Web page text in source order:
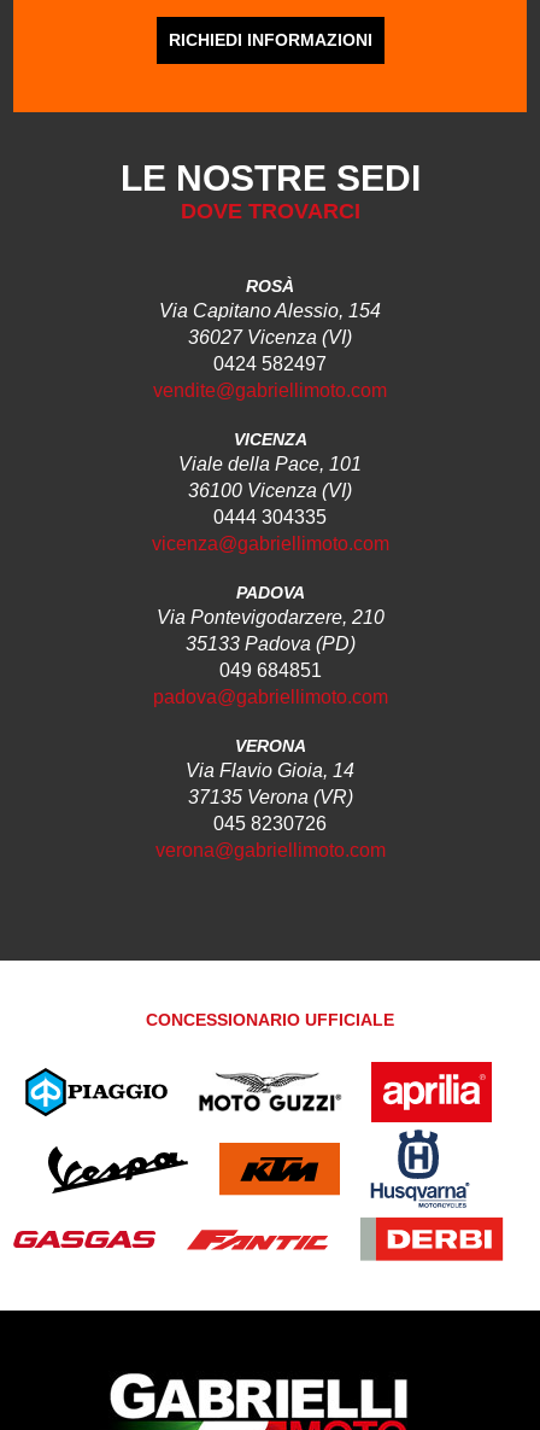
RICHIEDI INFORMAZIONI
LE NOSTRE SEDI
DOVE TROVARCI
ROSÀ
Via Capitano Alessio, 154
36027 Vicenza (VI)
0424 582497
vendite@gabriellimoto.com
VICENZA
Viale della Pace, 101
36100 Vicenza (VI)
0444 304335
vicenza@gabriellimoto.com
PADOVA
Via Pontevigodarzere, 210
35133 Padova (PD)
049 684851
padova@gabriellimoto.com
VERONA
Via Flavio Gioia, 14
37135 Verona (VR)
045 8230726
verona@gabriellimoto.com
CONCESSIONARIO UFFICIALE